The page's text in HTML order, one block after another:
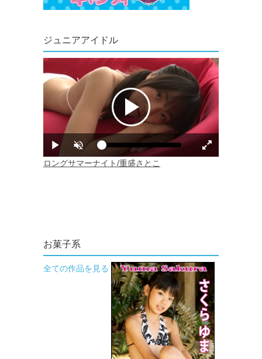
ジュニアアイドル
お菓子系
全ての作品を見る